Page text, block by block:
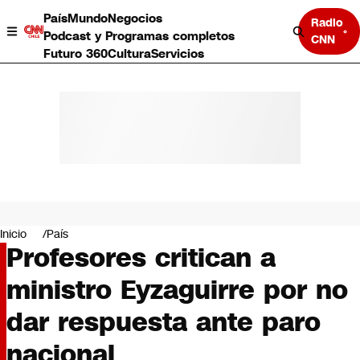
PaísMundoNegocios
Podcast y Programas completos
Futuro 360CulturaServicios
Radio
CNN
Negocios
Deportes
Programas completos
Cultura
Servicios
Bits
CNN tiempo
Inicio País
Profesores critican a
ministro Eyzaguirre por no
dar respuesta ante paro